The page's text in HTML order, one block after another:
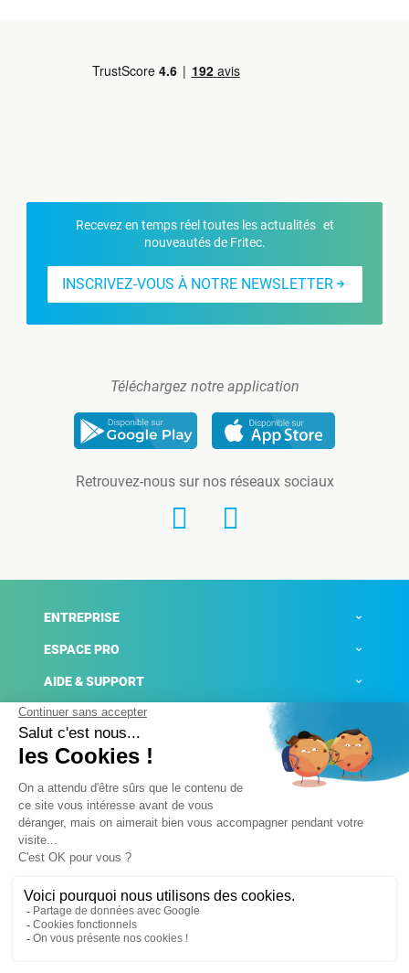
Recevez en temps réel toutes les actualités et
nouveautés de Fritec.
INSCRIVEZ-VOUS À NOTRE NEWSLETTER
Téléchargez notre application
Retrouvez-nous sur nos réseaux sociaux
ENTREPRISE
ESPACE PRO
AIDE & SUPPORT
ACTUALITÉS
Mentions légales
Conditions générales de ventes
Plateforme de signalement